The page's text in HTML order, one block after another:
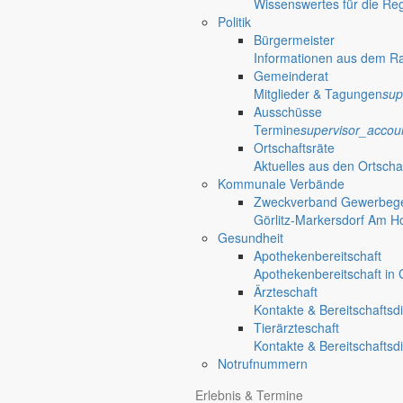
Wissenswertes für die
Politik
Bürgermeister
Informationen aus dem
Gemeinderat
Mitglieder & Tagungen
Ausschüsse
Termine
Ortschaftsräte
Aktuelles aus den
Kommunale Verbände
Zweckverband
Görlitz-Markersdorf Am
Gesundheit
Apothekenbereitschaft
Apothekenbereitschaft in
Ärzteschaft
Kontakte &
Tierärzteschaft
Kontakte &
Notrufnummern
Erlebnis & Termine
Redaktionelle Wiedergabe amtlicher Informationen
Bekanntmachungenmehr aus
Vorhabenbezogenen Bebauungsplanes
Bekanntmachung der Genehmigung des Vorhabenbezogenen
Öffentliche Tagung des Gemeinderates